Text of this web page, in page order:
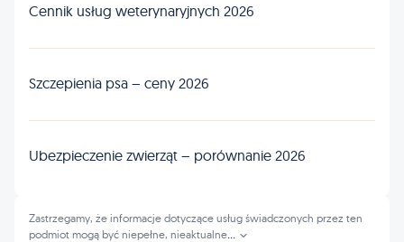
Cennik usług weterynaryjnych 2026
Szczepienia psa – ceny 2026
Ubezpieczenie zwierząt – porównanie 2026
Zastrzegamy, że informacje dotyczące usług świadczonych przez ten
podmiot mogą być niepełne, nieaktualne